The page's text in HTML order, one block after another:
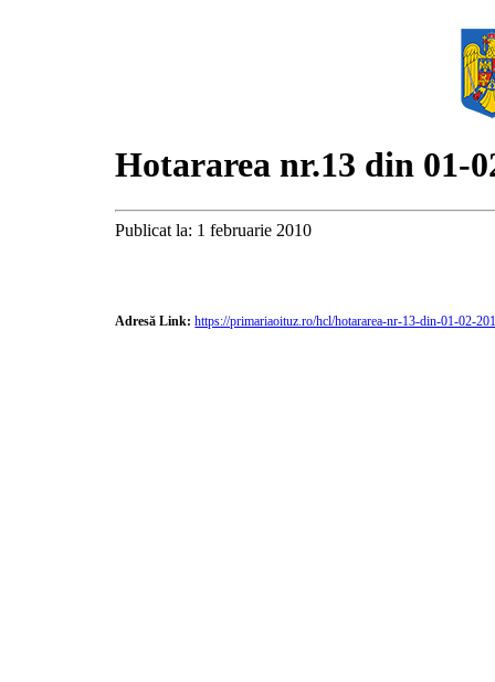
Hotararea nr.13 din 01-
Publicat la: 1 februarie 2010
Adresă Link: https://primariaoituz.ro/hcl/hotararea-nr-13-din-01-02-